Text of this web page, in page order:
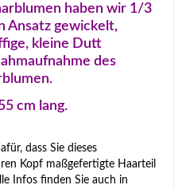
haben wir 1/3
Ansatz gewickelt,
kleine Dutt
des
cm lang.
dass Sie dieses
Kopf maßgefertigte Haarteil
Infos finden Sie auch in